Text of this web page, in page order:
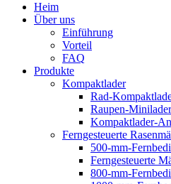
Heim
Über uns
Einführung
Vorteil
FAQ
Produkte
Kompaktlader
Rad-
Raupen-Minilader
Kompaktlader-
Ferngesteuerte
500-mm-
Ferngesteuerte
800-mm-